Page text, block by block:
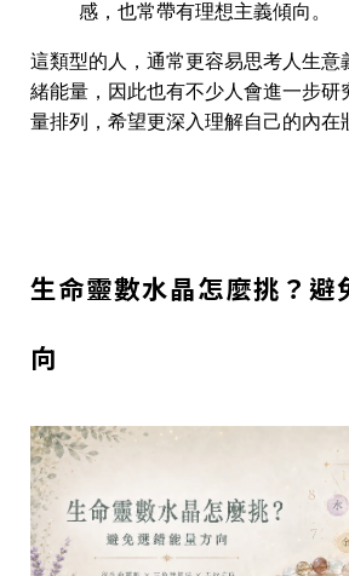
感，也常帶有理想主義傾向。
這類型的人，通常更容易思考人生意
緒能量，因此也有不少人會進一步研
量排列，希望更深入理解自己的內在
生命靈數水晶怎麼挑？避
向